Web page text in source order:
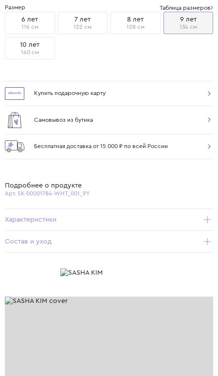
Размер Таблица размеров
6 лет
116 см
7 лет
122 см
8 лет
128 см
9 лет
134 см
10 лет
140 см
Купить подарочную карту
Самовывоз из бутика
Бесплатная доставка от 15 000 ₽ по всей России
Подробнее о продукте
Арт. SK-00001784-WHT_001_9Y
Характеристики
Состав и уход